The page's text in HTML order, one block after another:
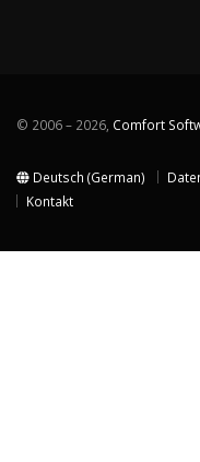
© 2006 – 2026, Comfort
Deutsch (German)
Kontakt